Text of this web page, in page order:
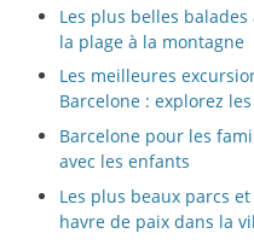
Les plus belles
la plage à la montagne
Les meilleures
Barcelone : explorez
Barcelone pour les
avec les enfants
Les plus beaux parcs
havre de paix dans la